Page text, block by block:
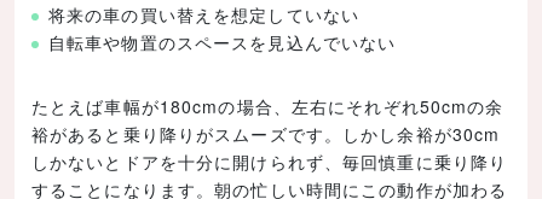
将来の車の買い替えを想定していない
自転車や物置のスペースを見込んでいない
たとえば車幅が180cmの場合、左右にそれぞれ50cmの余
裕があると乗り降りがスムーズです。しかし余裕が30cm
しかないとドアを十分に開けられず、毎回慎重に乗り降り
することになります。朝の忙しい時間にこの動作が加わる